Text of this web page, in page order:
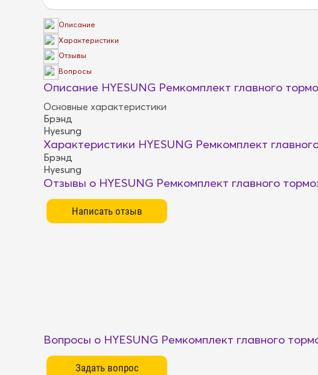
Описание
Характеристики
Отзывы
Вопросы
Описание HYESUNG Ремкомплект главного
Основные характеристики
Брэнд
Hyesung
Характеристики HYESUNG Ремкомплект
Брэнд
Hyesung
Отзывы о HYESUNG Ремкомплект главного
Вопросы о HYESUNG Ремкомплект главного